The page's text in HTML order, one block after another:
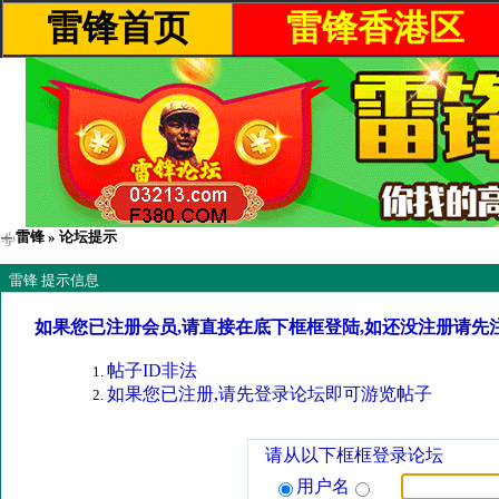
雷锋首页 雷锋香港区
雷锋 » 论坛提示
雷锋 提示信息
如果您已注册会员,请直接在底下框框登陆,如还没注册请先
帖子ID非法
如果您已注册,请先登录论坛即可游览帖子
请从以下框框登录论坛
用户名